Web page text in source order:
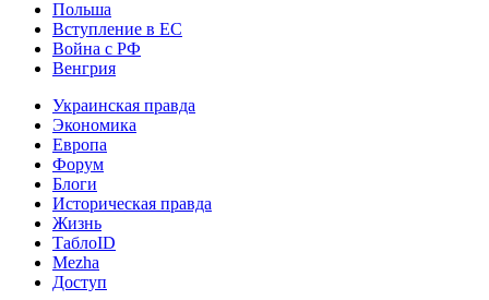
Польша
Вступление в ЕС
Война с РФ
Венгрия
Украинская правда
Экономика
Европа
Форум
Блоги
Историческая правда
Жизнь
ТаблоID
Mezha
Доступ